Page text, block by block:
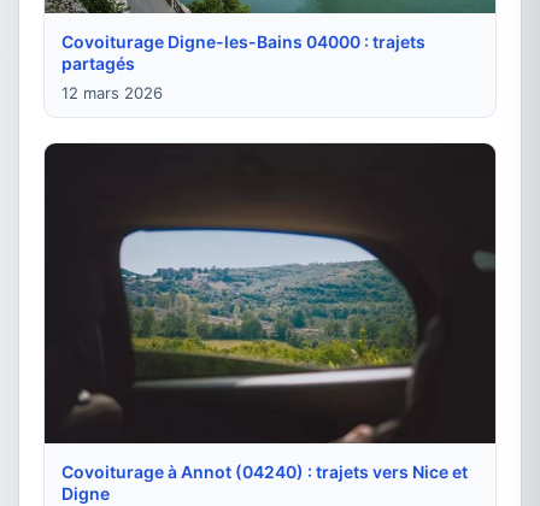
Covoiturage Digne-les-Bains 04000 : trajets
partagés
12 mars 2026
Covoiturage à Annot (04240) : trajets vers Nice et
Digne